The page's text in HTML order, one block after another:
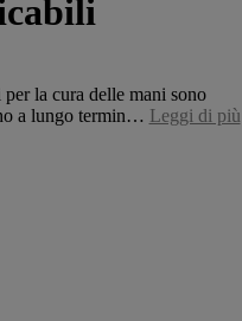
la cura delle mani sono
a lungo termin… Leggi di più